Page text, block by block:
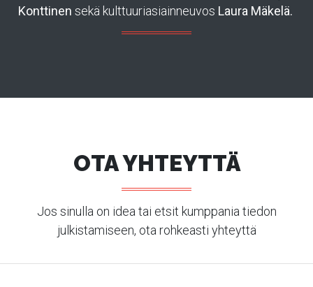
Konttinen sekä kulttuuriasiainneuvos Laura Mäkelä.
OTA YHTEYTTÄ
Jos sinulla on idea tai etsit kumppania tiedon
julkistamiseen, ota rohkeasti yhteyttä